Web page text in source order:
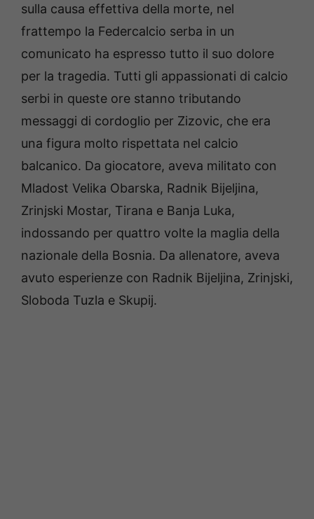
sulla causa effettiva della morte, nel
frattempo la Federcalcio serba in un
comunicato ha espresso tutto il suo dolore
per la tragedia. Tutti gli appassionati di calcio
serbi in queste ore stanno tributando
messaggi di cordoglio per Zizovic, che era
una figura molto rispettata nel calcio
balcanico. Da giocatore, aveva militato con
Mladost Velika Obarska, Radnik Bijeljina,
Zrinjski Mostar, Tirana e Banja Luka,
indossando per quattro volte la maglia della
nazionale della Bosnia. Da allenatore, aveva
avuto esperienze con Radnik Bijeljina, Zrinjski,
Sloboda Tuzla e Skupij.